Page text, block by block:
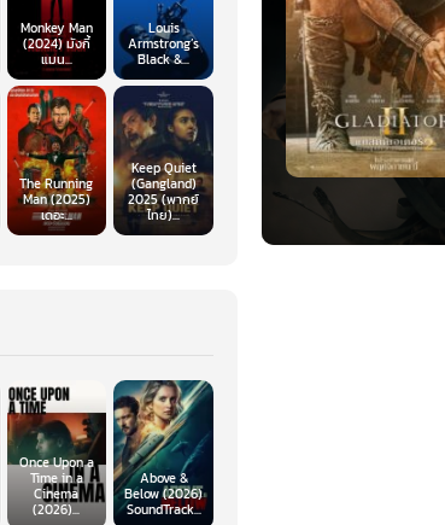
Monkey Man
(2024) มังกี้
แมน...
Louis
Armstrong’s
Black &...
The Running
Man (2025)
เดอะ...
Keep Quiet
(Gangland)
2025 (พากย์
ไทย)...
Once Upon a
Time in a
Cinema
(2026)...
Above &
Below (2026)
SoundTrack...